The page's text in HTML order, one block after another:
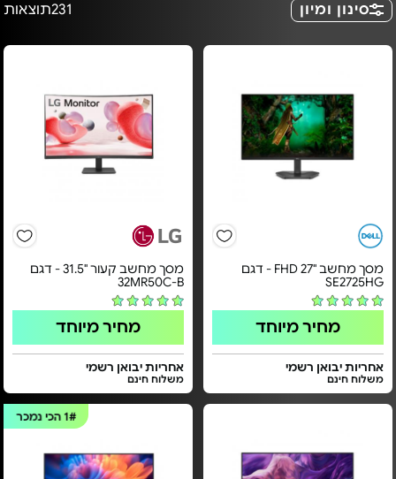
סינון ומיון 231תוצאות
מסך מחשב "FHD 27 - דגם
SE2725HG
מחיר מיוחד
אחריות יבואן רשמי
משלוח חינם
מסך מחשב קעור "31.5 - דגם
32MR50C-B
מחיר מיוחד
אחריות יבואן רשמי
משלוח חינם
1#הכי נמכר